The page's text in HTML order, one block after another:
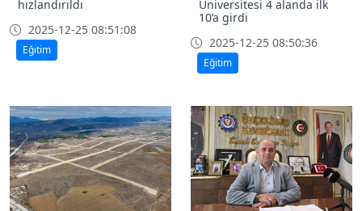
hızlandırıldı
2025-12-25 08:51:08
Eğitim
Üniversitesi 4 alanda ilk
10’a girdi
2025-12-25 08:50:36
Eğitim